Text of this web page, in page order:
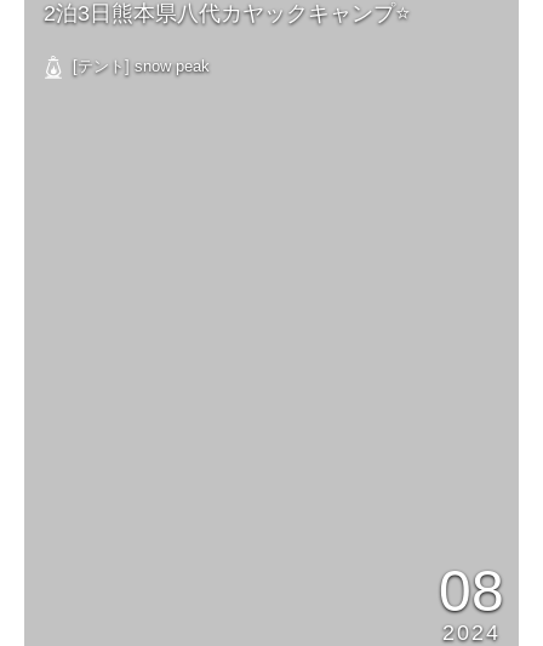
2泊3日熊本県八代カヤックキャンプ⭐️
[テント] snow peak
08
2024